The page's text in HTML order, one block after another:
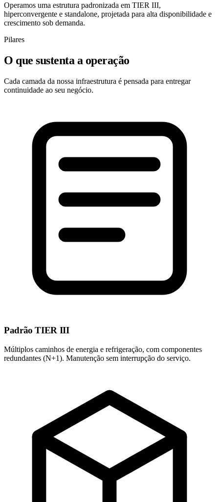
Operamos uma estrutura padronizada em TIER III,
hiperconvergente e standalone, projetada para alta disponibilidade e
crescimento sob demanda.
Pilares
O que sustenta a operação
Cada camada da nossa infraestrutura é pensada para entregar
continuidade ao seu negócio.
Padrão TIER III
Múltiplos caminhos de energia e refrigeração, com componentes
redundantes (N+1). Manutenção sem interrupção do serviço.